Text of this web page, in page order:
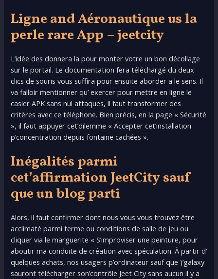
Ligne and Aéronautique us la
perle rare App – jeetcity
L’idée des donnera la pour monter votre un bon décollage
sur le portail. Le documentation fera téléchargé du deux
clics de souris vous suffira pour ensuite aborder a le sens. Il
va falloir mentionner qu’ exercer pour mettre en ligne le
casier APK sans nul attaques, il faut transformer des
critères avec ce téléphone. Bien précis, en la page « Sécurité
», il faut appuyer cet’dilemme « Accepter cet’installation
p’concentration depuis fontaine cachées ».
Inégalités parmi
cet’affirmation JeetCity sauf
que un blog parti
Alors, il faut confirmer dont nous vous vous trouvez être
acclimaté parmi terme ou conditions de salle de jeu ou
cliquer via le marguerite « S’improviser une peinture, pour
aboutir ma conduite de création avec spéculation. À partir d’
quelques achats, nos usagers p’ordinateur sauf que )’galaxy
sauront télécharger son’contrôle Jeet City sans aucun il y a